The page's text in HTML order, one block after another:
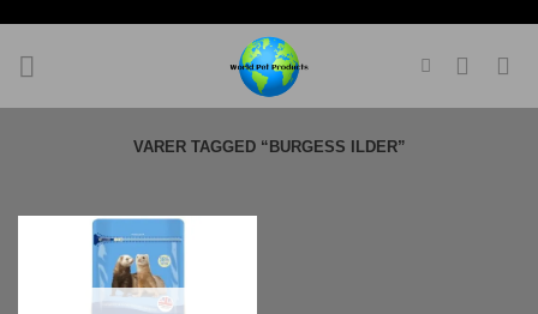
indhold
VARER TAGGED “BURGESS ILDER”